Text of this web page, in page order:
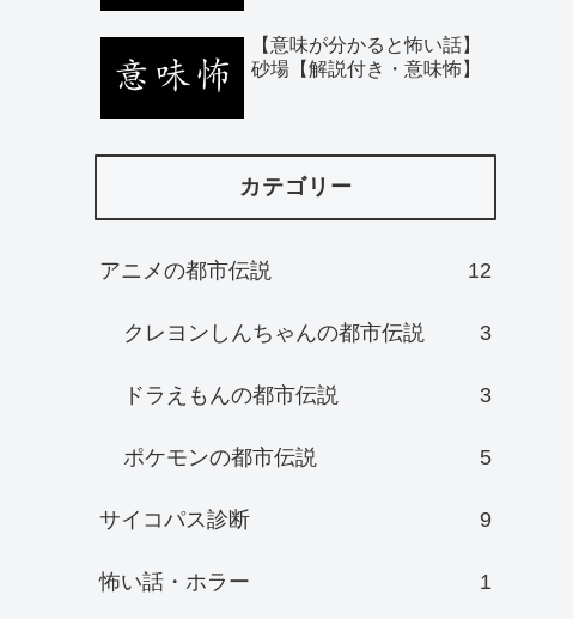
【意味が分かると怖い話】
砂場【解説付き・意味怖】
カテゴリー
アニメの都市伝説 12
クレヨンしんちゃんの都市伝説 3
ドラえもんの都市伝説 3
ポケモンの都市伝説 5
サイコパス診断 9
怖い話・ホラー 1